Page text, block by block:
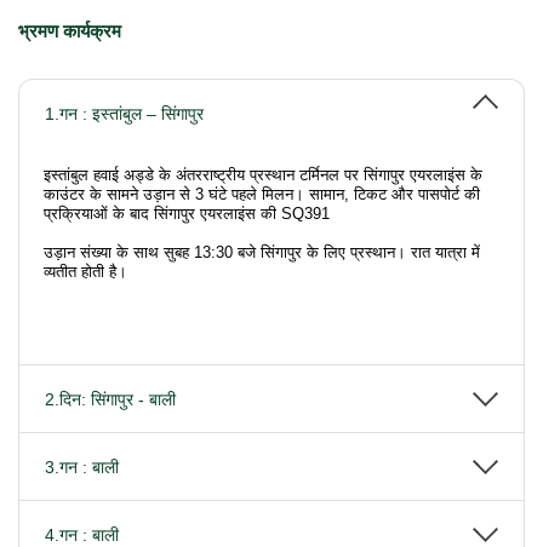
भ्रमण कार्यक्रम
1.गन : इस्तांबुल – सिंगापुर
इस्तांबुल हवाई अड्डे के अंतरराष्ट्रीय प्रस्थान टर्मिनल पर सिंगापुर एयरलाइंस के
काउंटर के सामनेउड़ान से 3 घंटे पहले मिलन। सामान, टिकट और पासपोर्ट की
प्रक्रियाओं के बाद सिंगापुर एयरलाइंस की SQ391
उड़ान संख्या के साथ सुबह 13:30 बजे सिंगापुर के लिए प्रस्थान। रात यात्रा में
व्यतीत होती है।
2.दिन: सिंगापुर - बाली
3.गन : बाली
4.गन : बाली